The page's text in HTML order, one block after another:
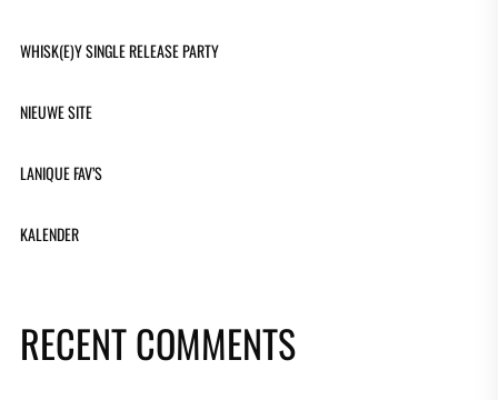
WHISK(E)Y SINGLE RELEASE PARTY
NIEUWE SITE
LANIQUE FAV’S
KALENDER
RECENT COMMENTS